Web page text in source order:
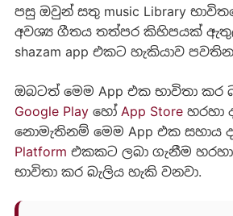
පසු ඔවුන් සතු music Library
අවශ්‍ය ගීතය තත්පර කිහිපයක්
shazam app එකට හැකියාව
ඔබටත් මෙම App එක භාවිතා කර
Google Playහෝ App Storeහරහා
නොමැතිනම් මෙම App එක සහාය
Platform එකකට ලබා ගැනීම
භාවිතා කර බැලිය හැකි වනවා.